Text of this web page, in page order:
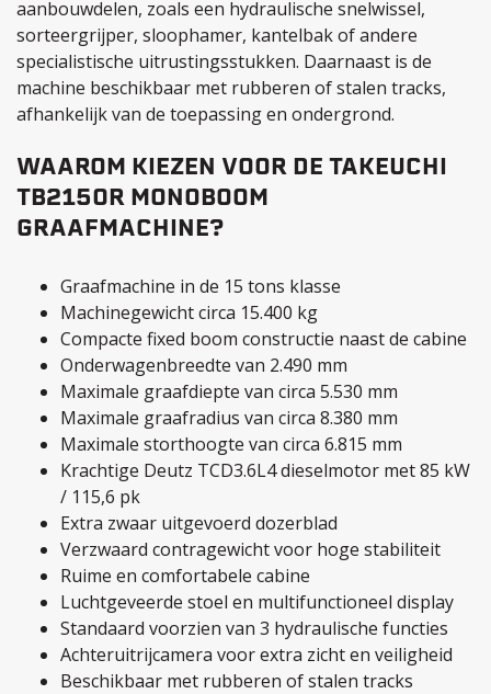
aanbouwdelen, zoals een hydraulische snelwissel,
sorteergrijper, sloophamer, kantelbak of andere
specialistische uitrustingsstukken. Daarnaast is de
machine beschikbaar met rubberen of stalen tracks,
afhankelijk van de toepassing en ondergrond.
WAAROM KIEZEN VOOR DE TAKEUCHI
TB2150R MONOBOOM
GRAAFMACHINE?
Graafmachine in de 15 tons klasse
Machinegewicht circa 15.400 kg
Compacte fixed boom constructie naast de cabine
Onderwagenbreedte van 2.490 mm
Maximale graafdiepte van circa 5.530 mm
Maximale graafradius van circa 8.380 mm
Maximale storthoogte van circa 6.815 mm
Krachtige Deutz TCD3.6L4 dieselmotor met 85 kW
/ 115,6 pk
Extra zwaar uitgevoerd dozerblad
Verzwaard contragewicht voor hoge stabiliteit
Ruime en comfortabele cabine
Luchtgeveerde stoel en multifunctioneel display
Standaard voorzien van 3 hydraulische functies
Achteruitrijcamera voor extra zicht en veiligheid
Beschikbaar met rubberen of stalen tracks